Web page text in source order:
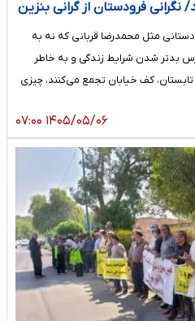
نگرانی فرودستان از گرانی بنزین
مثل محمدرضا قربانی که نه به
بدتر شدن شرایط زندگی و به خاطر
تابستان، کف خیابان تجمع می‌کنند، چیزی
۱۴۰۵/۰۵/۰۶ ۰۷:۰۰